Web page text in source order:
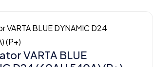
VARTA BLUE